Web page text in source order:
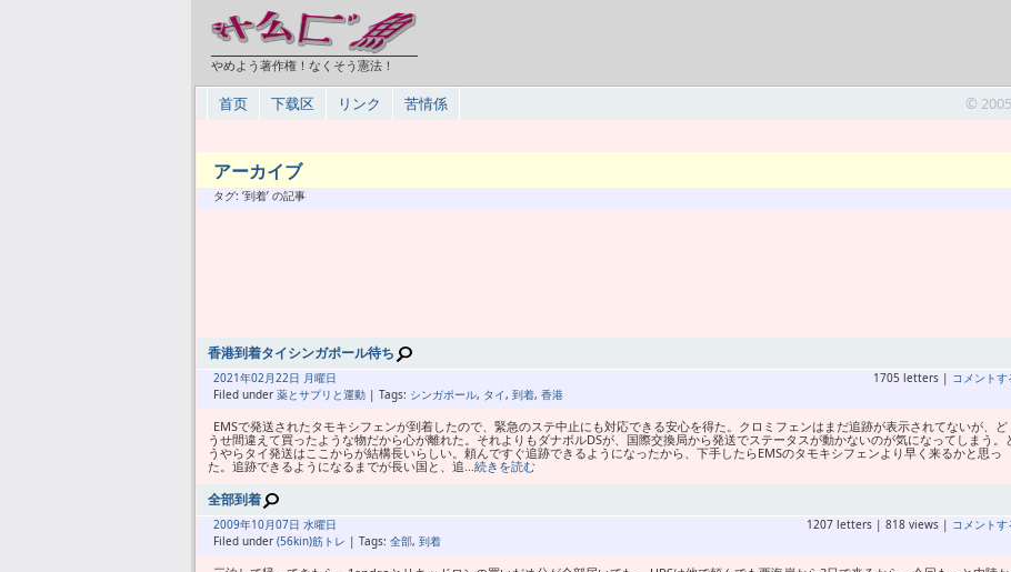
やめよう著作権！なくそう憲法！
首页 下载区 リンク 苦情係 ©
アーカイブ
タグ: ‘到着’ の記事
香港到着タイシンガポール待ち
2021年02月22日 月曜日
Filed under 薬とサプリと運動 | Tags: シンガポール, タイ, 到着, 香港
1705 letters | コメントす
EMSで発送されたタモキシフェンが到着したので、緊急のステ中止にも対応できる安心を得た。クロミフェンはまだ追跡が表示されてないが、ど
うせ間違えて買ったような物だから心が離れた。それよりもダナボルDSが、国際交換局から発送でステータスが動かないのが気になってしまう。
うやらタイ発送はここからが結構長いらしい。頼んですぐ追跡できるようになったから、下手したらEMSのタモキシフェンより早く来るかと思っ
た。追跡できるようになるまでが長い国と、追…続きを読む
全部到着
2009年10月07日 水曜日
Filed under (56kin)筋トレ | Tags: 全部, 到着
1207 letters | 818 views | コメントす